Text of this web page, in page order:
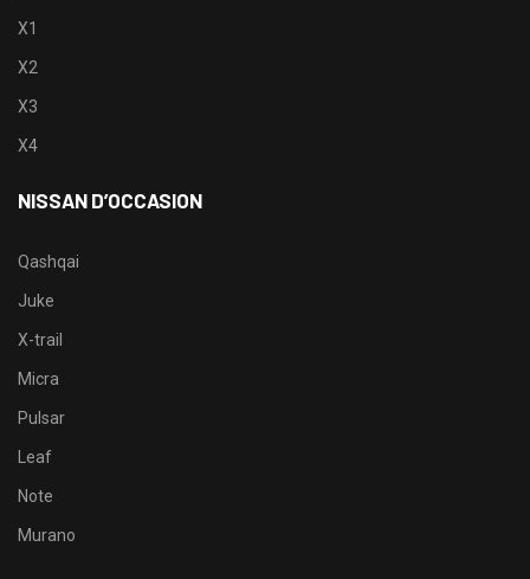
X1
X2
X3
X4
NISSAN D’OCCASION
Qashqai
Juke
X-trail
Micra
Pulsar
Leaf
Note
Murano